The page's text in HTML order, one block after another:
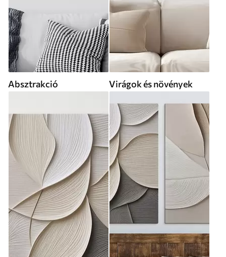
Absztrakció Virágok és növények